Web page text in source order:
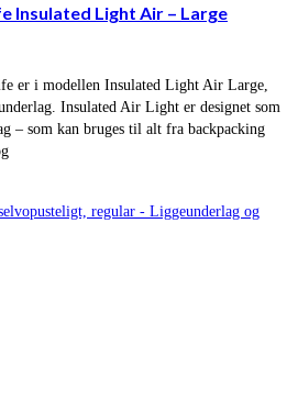
Insulated Light Air – Large
er i modellen Insulated Light Air Large,
Insulated Air Light er designet som
– som kan bruges til alt fra backpacking